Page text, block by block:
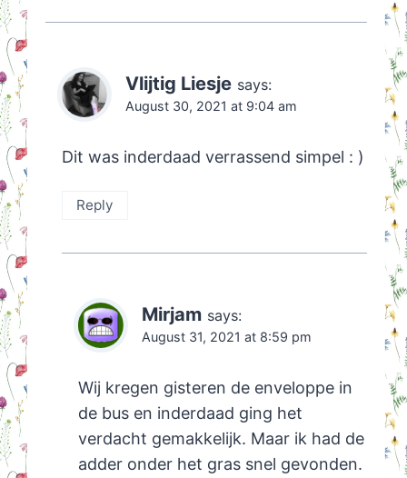
Vlijtig Liesje says:
August 30, 2021 at 9:04 am
Dit was inderdaad verrassend simpel : )
Reply
Mirjam says:
August 31, 2021 at 8:59 pm
Wij kregen gisteren de enveloppe in
de bus en inderdaad ging het
verdacht gemakkelijk. Maar ik had de
adder onder het gras snel gevonden.